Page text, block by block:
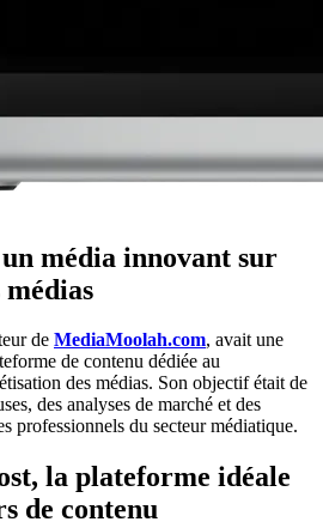
média innovant sur
médias
de MediaMoolah.com, avait une
de contenu dédiée au
des médias. Son objectif était de
des analyses de marché et des
professionnels du secteur médiatique.
la plateforme idéale
de contenu